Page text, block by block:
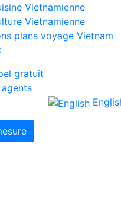
Vietnamienne
Vietnamienne
plans voyage Vietnam
gratuit